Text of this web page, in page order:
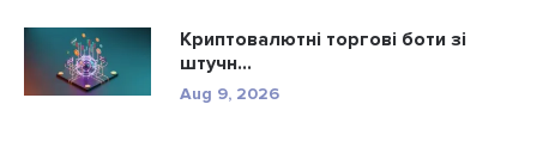
Криптовалютні торгові боти зі
штучн...
Aug 9, 2026